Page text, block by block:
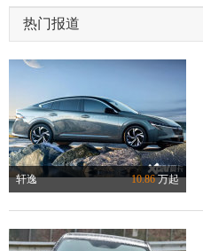
热门报道
轩逸 10.86万起